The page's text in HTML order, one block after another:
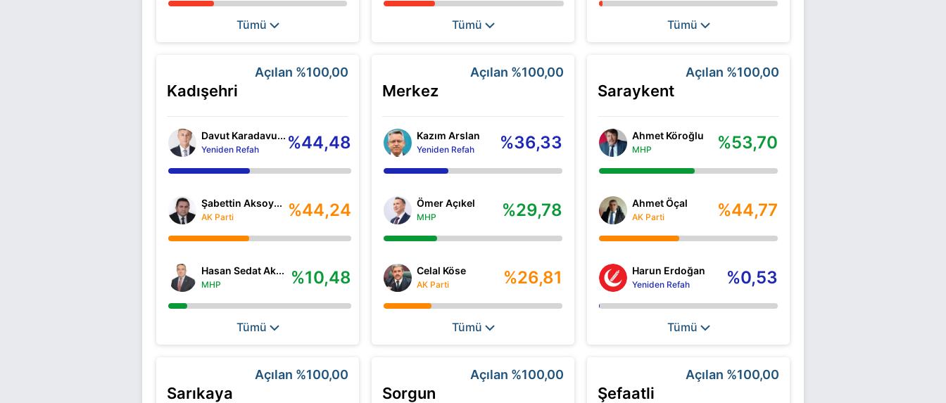
Tümü Tümü Tümü
Kadışehri
Açılan %100,00
Davut Karadavu...
Yeniden Refah %44,48
Şabettin Aksoy...
AK Parti %44,24
Hasan Sedat Ak...
MHP %10,48
Tümü
Merkez
Açılan %100,00
Kazım Arslan
Yeniden Refah %36,33
Ömer Açıkel
MHP %29,78
Celal Köse
AK Parti %26,81
Tümü
Saraykent
Açılan %100,00
Ahmet Köroğlu
MHP %53,70
Ahmet Öçal
AK Parti %44,77
Harun Erdoğan
Yeniden Refah %0,53
Tümü
Sarıkaya
Açılan %100,00
Sorgun
Açılan %100,00
Şefaatli
Açılan %100,00